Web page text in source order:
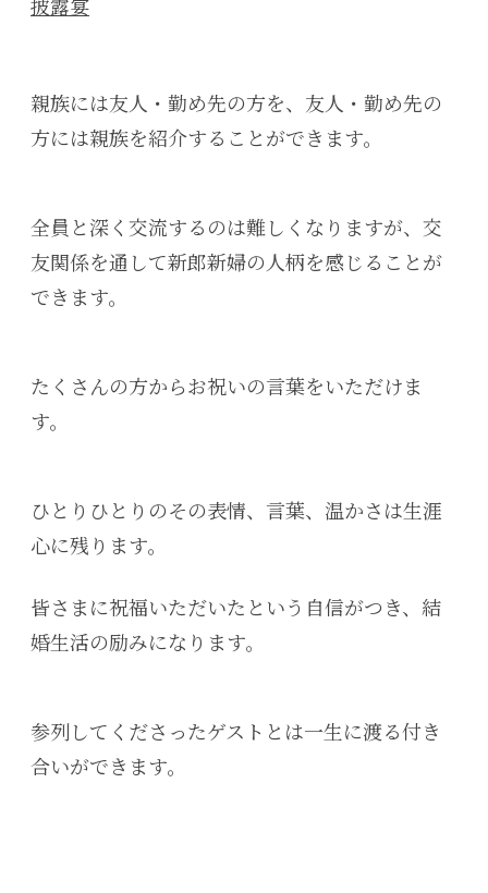
披露宴
親族には友人・勤め先の方を、友人・勤め先の
方には親族を紹介することができます。
全員と深く交流するのは難しくなりますが、交
友関係を通して新郎新婦の人柄を感じることが
できます。
たくさんの方からお祝いの言葉をいただけま
す。
ひとりひとりのその表情、言葉、温かさは生涯
心に残ります。
皆さまに祝福いただいたという自信がつき、結
婚生活の励みになります。
参列してくださったゲストとは一生に渡る付き
合いができます。